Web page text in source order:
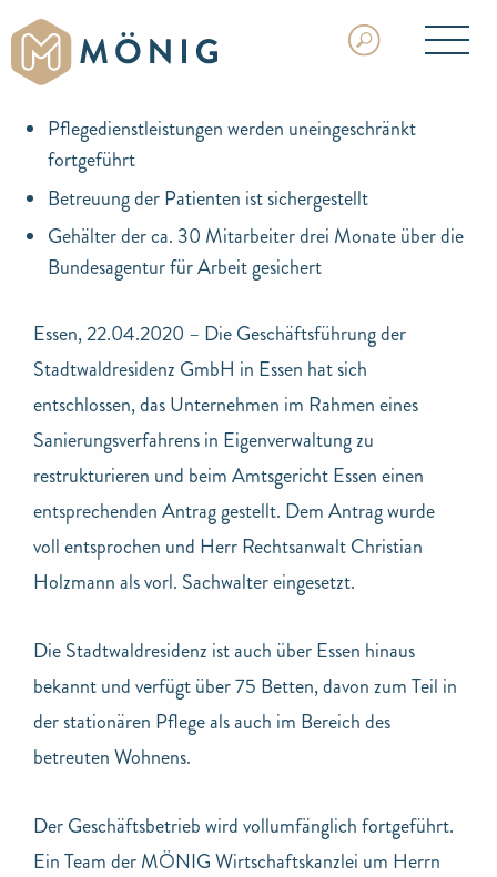
Pflegedienstleistungen werden uneingeschränkt
fortgeführt
Betreuung der Patienten ist sichergestellt
Gehälter der ca. 30 Mitarbeiter drei Monate über die
Bundesagentur für Arbeit gesichert
Essen, 22.04.2020 – Die Geschäftsführung der
Stadtwaldresidenz GmbH in Essen hat sich
entschlossen, das Unternehmen im Rahmen eines
Sanierungsverfahrens in Eigenverwaltung zu
restrukturieren und beim Amtsgericht Essen einen
entsprechenden Antrag gestellt. Dem Antrag wurde
voll entsprochen und Herr Rechtsanwalt Christian
Holzmann als vorl. Sachwalter eingesetzt.
Die Stadtwaldresidenz ist auch über Essen hinaus
bekannt und verfügt über 75 Betten, davon zum Teil in
der stationären Pflege als auch im Bereich des
betreuten Wohnens.
Der Geschäftsbetrieb wird vollumfänglich fortgeführt.
Ein Team der MÖNIG Wirtschaftskanzlei um Herrn